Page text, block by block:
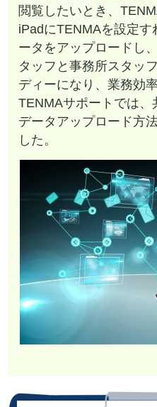
閲覧したいとき、
iPadにTENMAを設定
ータをアップロードし
タッフと事務所スタッ
ディーになり、業務効
TENMAサポートでは
データアップロード方
した。